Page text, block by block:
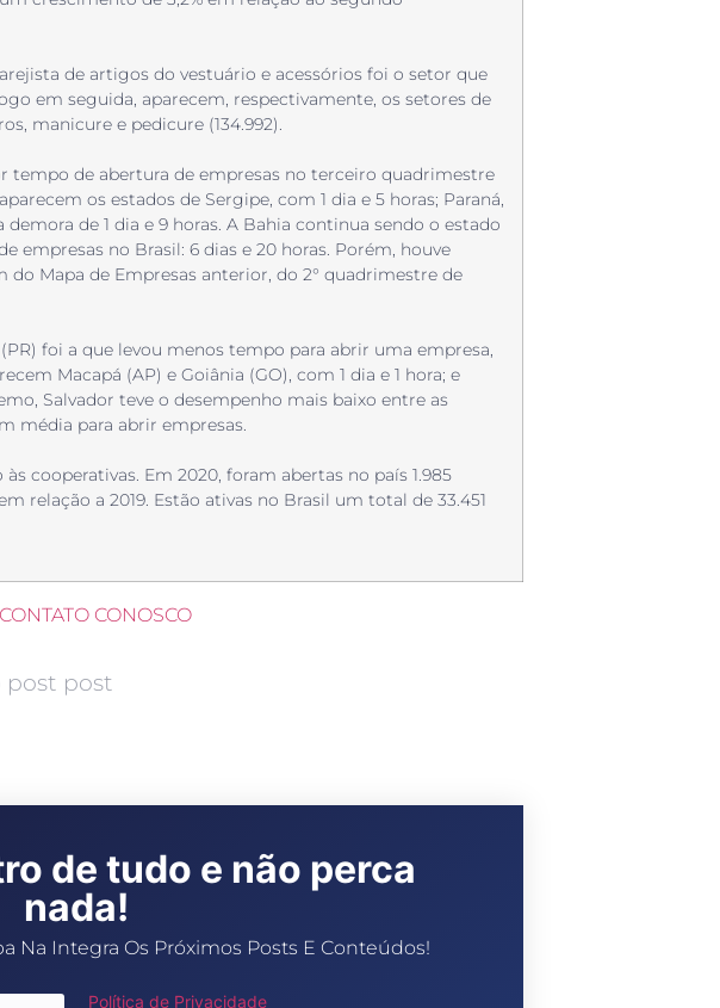
de artigos do vestuário e acessórios foi o setor que
em seguida, aparecem, respectivamente, os setores de
manicure e pedicure (134.992).
tempo de abertura de empresas no terceiro quadrimestre
os estados de Sergipe, com 1 dia e 5 horas; Paraná,
de 1 dia e 9 horas. A Bahia continua sendo o estado
empresas no Brasil: 6 dias e 20 horas. Porém, houve
do Mapa de Empresas anterior, do 2° quadrimestre de
foi a que levou menos tempo para abrir uma empresa,
Macapá (AP) e Goiânia (GO), com 1 dia e 1 hora; e
Salvador teve o desempenho mais baixo entre as
média para abrir empresas.
cooperativas. Em 2020, foram abertas no país 1.985
relação a 2019. Estão ativas no Brasil um total de 33.451
CONOSCO
post post
de tudo e não perca
nada!
Na Integra Os Próximos Posts E Conteúdos!
Política de Privacidade